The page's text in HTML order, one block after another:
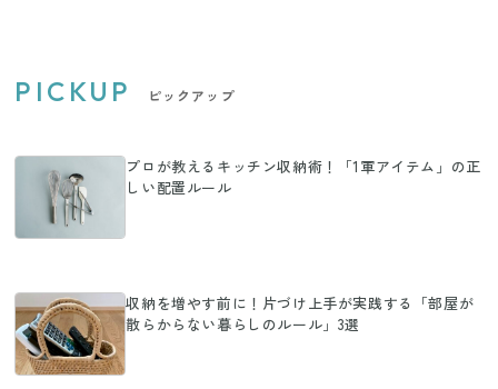
PICKUP ピックアップ
プロが教えるキッチン収納術！「1軍アイテム」の正
しい配置ルール
収納を増やす前に！片づけ上手が実践する「部屋が
散らからない暮らしのルール」3選